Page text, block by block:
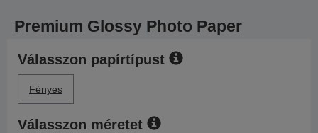
Premium Glossy Photo Paper
Válasszon papírtípust
Fényes
Válasszon méretet